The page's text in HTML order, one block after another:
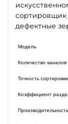
сортировщик
дефектные
Модель
Количество каналов
Точность
Коэффициент
Производительность